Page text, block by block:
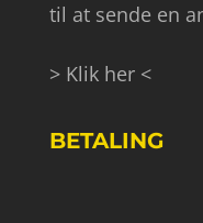
til at sende en
> Klik her <
BETALING